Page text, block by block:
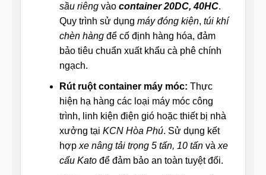
sầu riêngvào container 20DC, 40HC.
Quy trình sử dụng máy đóng kiện, túi khí
chèn hàngđể cố định hàng hóa, đảm
bảo tiêu chuẩn xuất khẩu cà phê chính
ngạch.
Rút ruột container máy móc: Thực
hiện hạ hàng các loại máy móc công
trình, linh kiện điện gió hoặc thiết bị nhà
xưởng tại KCN Hòa Phú. Sử dụng kết
hợp xe nâng tải trọng 5 tấn, 10 tấnvà xe
cẩu Katođể đảm bảo an toàn tuyệt đối.